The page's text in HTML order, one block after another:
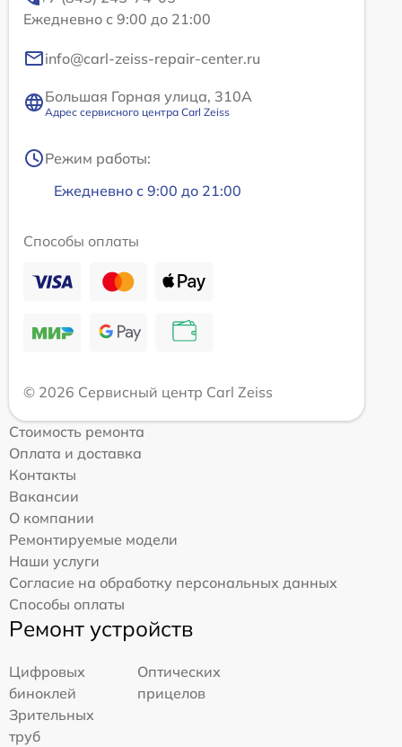
Ежедневно с 9:00 до 21:00
info@carl-zeiss-repair-center.ru
Большая Горная улица, 310А
Адрес сервисного центра Carl Zeiss
Режим работы:
Ежедневно с 9:00 до 21:00
Способы оплаты
© 2026 Сервисный центр Carl Zeiss
Стоимость ремонта
Оплата и доставка
Контакты
Вакансии
О компании
Ремонтируемые модели
Наши услуги
Согласие на обработку персональных данных
Способы оплаты
Ремонт устройств
Цифровых
биноклей
Оптических
прицелов
Зрительных
труб